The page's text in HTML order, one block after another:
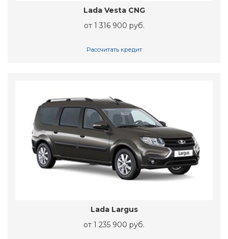
Lada Vesta CNG
от 1 316 900 руб.
Рассчитать кредит
Lada Largus
от 1 235 900 руб.